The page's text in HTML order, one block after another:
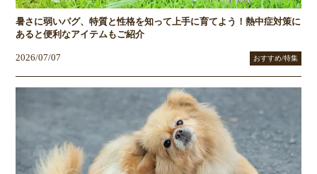
暑さに弱いパグ、特質と性格を知って上手に育てよう！熱中症対策に
あると便利なアイテムもご紹介
2026/07/07 おすすめ/特集